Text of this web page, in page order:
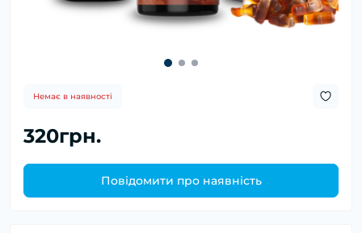
Немає в наявності
320грн.
Повідомити про наявність